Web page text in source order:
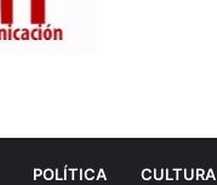
POLÍTICA CULTURA